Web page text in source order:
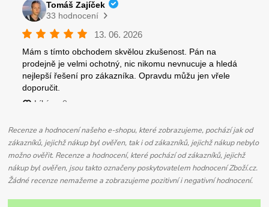
Recenze a hodnocení našeho e-shopu, které zobrazujeme, pochází jak od
zákazníků, jejichž nákup byl ověřen, tak i od zákazníků, jejichž nákup nebylo
možno ověřit. Recenze a hodnocení, které pochází od zákazníků, jejichž
nákup byl ověřen, jsou takto označeny poskytovatelem hodnocení Zboží.cz.
Žádné recenze nemažeme a zobrazujeme pozitivní i negativní hodnocení.